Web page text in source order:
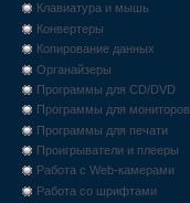
Клавиатура и мышь
Конвертеры
Копирование данных
Органайзеры
Программы для CD/DVD
Программы для мониторов
Программы для печати
Проигрыватели и плееры
Работа с Web-камерами
Работа со шрифтами